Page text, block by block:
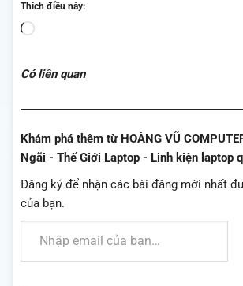
Thích điều này:
Đang
Có liên quan
Khám phá thêm từ HOÀNG VŨ
Ngãi - Thế Giới Laptop - Linh kiện laptop
Đăng ký để nhận các bài đăng mới nhất
của bạn.
Nhập email của bạn…